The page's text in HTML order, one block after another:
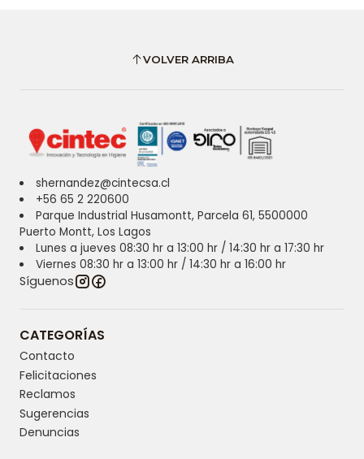
VOLVER ARRIBA
shernandez@cintecsa.cl
+56 65 2 220600
Parque Industrial Husamontt, Parcela 61, 5500000
Puerto Montt, Los Lagos
Lunes a jueves 08:30 hr a 13:00 hr / 14:30 hr a 17:30 hr
Viernes 08:30 hr a 13:00 hr / 14:30 hr a 16:00 hr
Síguenos
CATEGORÍAS
Contacto
Felicitaciones
Reclamos
Sugerencias
Denuncias